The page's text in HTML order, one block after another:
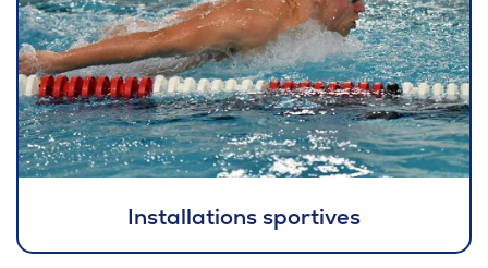
Installations sportives